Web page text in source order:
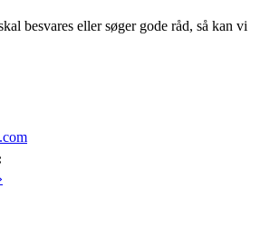
besvares eller søger gode råd, så kan vi